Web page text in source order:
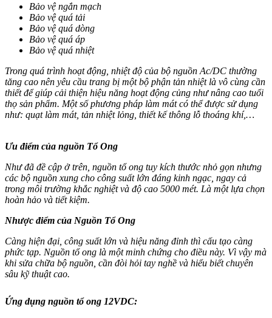
Bảo vệ ngắn mạch
Bảo vệ quá tải
Bảo vệ quá dòng
Bảo vệ quá áp
Bảo vệ quá nhiệt
Trong quá trình hoạt động, nhiệt độ của bộ nguồn Ac/DC thường
tăng cao nên yêu cầu trang bị một bộ phận tản nhiệt là vô cùng cần
thiết để giúp cải thiện hiệu năng hoạt động củng như nâng cao tuổi
thọ sản phẩm. Một số phương pháp làm mát có thể được sử dụng
như: quạt làm mát, tản nhiệt lỏng, thiết kế thông lỗ thoáng khí,…
Ưu điểm của nguồn Tổ Ong
Như đã đề cập ở trên, nguồn tổ ong tuy kích thước nhỏ gọn nhưng
các bộ nguồn xung cho công suất lớn đáng kinh ngạc, ngay cả
trong môi trường khắc nghiệt và độ cao 5000 mét. Là một lựa chọn
hoàn hảo và tiết kiệm.
Nhược điểm của Nguồn Tổ Ong
Càng hiện đại, công suất lớn và hiệu năng đỉnh thì cấu tạo càng
phức tạp. Nguồn tổ ong là một minh chứng cho điều này. Vì vậy mà
khi sửa chữa bộ nguồn, cần đòi hỏi tay nghề và hiểu biết chuyên
sâu kỹ thuật cao.
Ứng dụng nguồn tổ ong 12VDC: